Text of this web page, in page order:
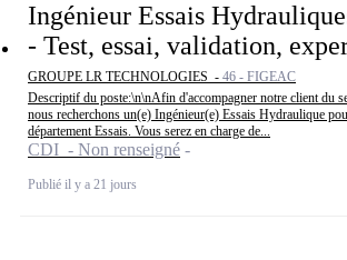
Ingénieur Essais
- Test, essai, validation,
GROUPE LR TECHNOLOGIES - 46 - FIGEAC
Descriptif du poste:\n\nAfin d'accompagner notre client du
nous recherchons un(e) Ingénieur(e) Essais Hydraulique
département Essais. Vous serez en charge de...
CDI - Non renseigné
Publié il y a 21 jours